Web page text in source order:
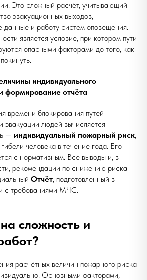
Это сложный расчёт, учитывающий
эвакуационных выходов,
данные и работу систем оповещения.
является условие, при котором пути
опасными факторами до того, как
индивидуального
формирование отчёта
времени блокирования путей
эвакуации людей вычисляется
— индивидуальный пожарный риск,
человека в течение года. Его
с нормативным. Все выводы и, в
рекомендации по снижению риска
Отчёт, подготовленный в
с требованиями МЧС.
сложность и
расчётных величин пожарного риска
Основными факторами,